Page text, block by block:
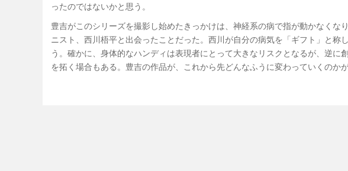
ったのではないかと思う。
豊吉がこのシリーズを撮影し始めたきっかけは、神経系の病で指が動かなくな
ニスト、西川梧平と出会ったことだった。西川が自分の病気を「ギフト」と称
う。確かに、身体的なハンディは表現者にとって大きなリスクとなるが、逆に
を拓く場合もある。豊吉の作品が、これから先どんなふうに変わっていくのかが